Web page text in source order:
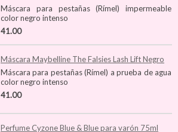
Máscara para pestañas (Rímel) impermeable
color negro intenso
41.00
Máscara Maybelline The Falsies Lash Lift Negro
Máscara para pestañas (Rímel) a prueba de agua
color negro intenso
41.00
Perfume Cyzone Blue & Blue para varón 75ml